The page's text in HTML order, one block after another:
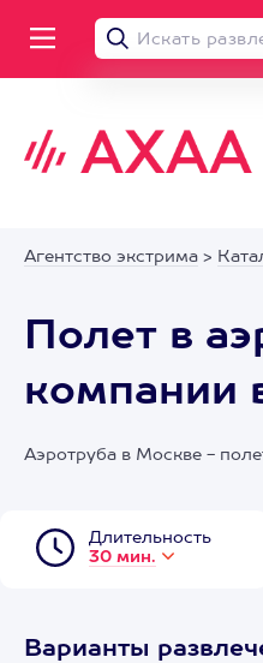
Агентство экстрима >
Полет в
компании
Аэротруба в Москве -
Длительность
30 мин.
Варианты